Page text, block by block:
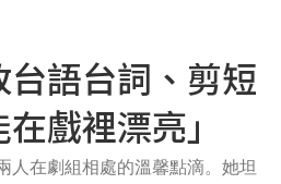
語台詞、剪短
戲裡漂亮」
人在劇組相處的溫馨點滴。她坦